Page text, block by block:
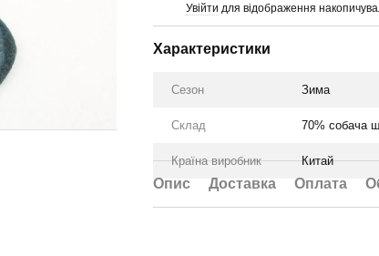
Увійти для відображення
Характеристики
Сезон Зима
Склад 70% собача
Країна виробник Китай
Опис Доставка Оплата